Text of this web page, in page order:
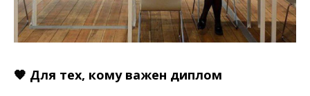
🧡 Для тех, кому важен диплом